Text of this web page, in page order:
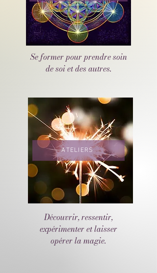
Se former pour prendre soin
de soi et des autres.
ATELIERS
Découvrir, ressentir,
expérimenter et laisser
opérer la magie.